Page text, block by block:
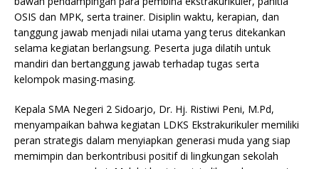
OSIS dan MPK, serta trainer. Disiplin waktu, kerapian, dan
tanggung jawab menjadi nilai utama yang terus ditekankan
selama kegiatan berlangsung. Peserta juga dilatih untuk
mandiri dan bertanggung jawab terhadap tugas serta
kelompok masing-masing.
Kepala SMA Negeri 2 Sidoarjo, Dr. Hj. Ristiwi Peni, M.Pd,
menyampaikan bahwa kegiatan LDKS Ekstrakurikuler memiliki
peran strategis dalam menyiapkan generasi muda yang siap
memimpin dan berkontribusi positif di lingkungan sekolah